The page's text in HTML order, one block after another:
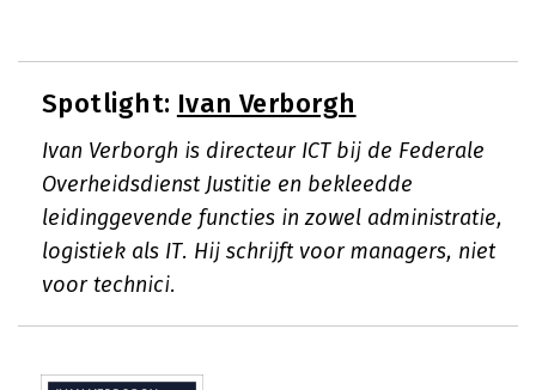
Spotlight: Ivan Verborgh
Ivan Verborgh is directeur ICT bij de Federale
Overheidsdienst Justitie en bekleedde
leidinggevende functies in zowel administratie,
logistiek als IT. Hij schrijft voor managers, niet
voor technici.